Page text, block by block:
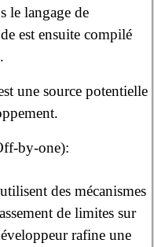
le langage de
est ensuite compilé
une source potentielle
by-one):
des mécanismes
de limites sur
rafine une